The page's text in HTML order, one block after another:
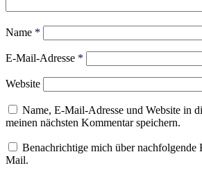
Name *
E-Mail-Adresse *
Website
Name, E-Mail-Adresse und Website in
meinen nächsten Kommentar speichern.
Benachrichtige mich über nachfolgende
Mail.